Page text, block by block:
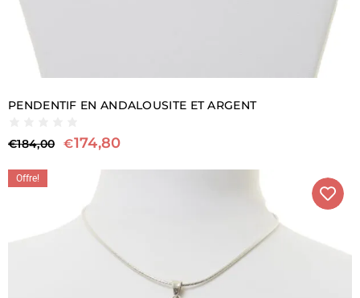
PENDENTIF EN ANDALOUSITE ET ARGENT
€184,00 €174,80
Offre!